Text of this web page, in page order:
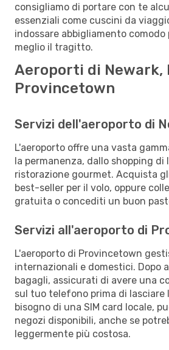
consigliamo di portare con te
essenziali come cuscini da
indossare abbigliamento
meglio il tragitto.
Aeroporti di Newark,
Provincetown
Servizi dell'aeroporto di
L'aeroporto offre una vasta
la permanenza, dallo shopping di
ristorazione gourmet. Acquista
best-seller per il volo, oppure
gratuita o concediti un buon
Servizi all'aeroporto di
L'aeroporto di Provincetown
internazionali e domestici. Dopo
bagagli, assicurati di avere una
sul tuo telefono prima di lasciare
bisogno di una SIM card locale,
negozi disponibili, anche se
leggermente più costosa.